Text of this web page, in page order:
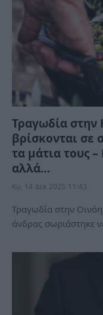
Τραγωδία στην
βρίσκονται σε
τα μάτια τους
αλλά…
Κυ, 14 Δεκ 2025 11:43
Τραγωδία στην
άνδρας σωριάστηκε